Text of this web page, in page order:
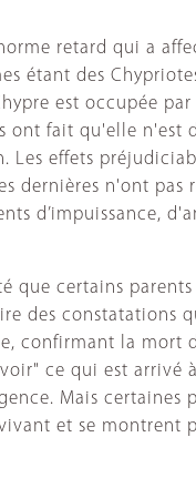
retard qui a
étant des
est occupée
ont fait qu'elle n'est
effets
dernières n'ont pas
d’impuissance,
certains
des constatations
confirmant la mort
ce qui est
Mais certaines
et se montrent